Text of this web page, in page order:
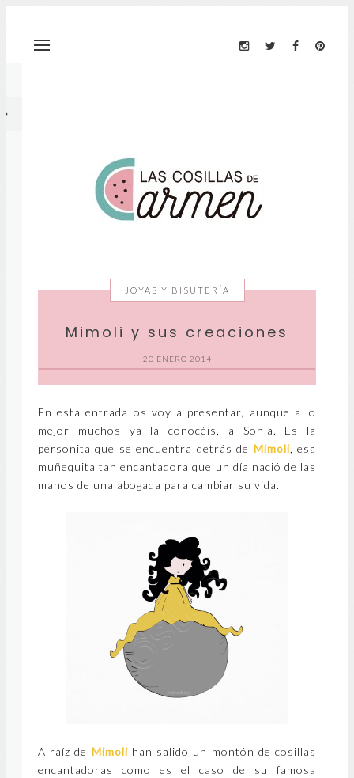
JOYAS Y BISUTERÍA
Mimoli y sus creaciones
20 ENERO 2014
En esta entrada os voy a presentar, aunque a lo
mejor muchos ya la conocéis, a Sonia. Es la
personita que se encuentra detrás de Mimoli, esa
muñequita tan encantadora que un día nació de las
manos de una abogada para cambiar su vida.
A raíz de Mimolihan salido un montón de cosillas
encantadoras como es el caso de su famosa